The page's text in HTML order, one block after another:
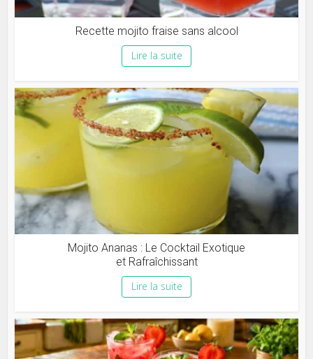
Recette mojito fraise sans alcool
Lire la suite
Mojito Ananas : Le Cocktail Exotique
et Rafraîchissant
Lire la suite